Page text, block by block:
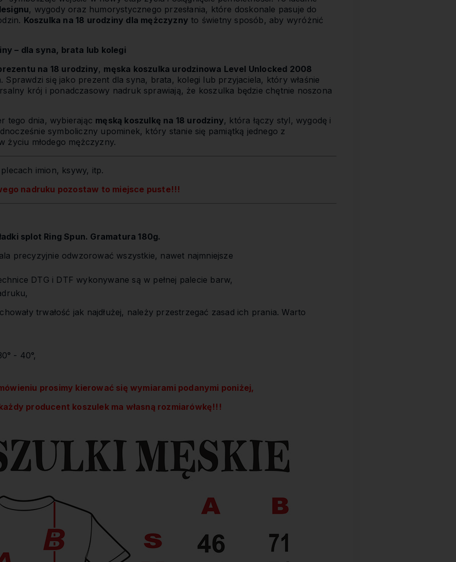
, wygody oraz humorystycznego przesłania, które doskonale pasuje do
Koszulka na 18 urodziny dla mężczyzny to świetny sposób, aby wyróżnić
– dla syna, brata lub kolegi
na 18 urodziny, męska koszulka urodzinowa Level Unlocked 2008
Sprawdzi się jako prezent dla syna, brata, kolegi lub przyjaciela, który właśnie
krój i ponadczasowy nadruk sprawiają, że koszulka będzie chętnie noszona
tego dnia, wybierając męską koszulkę na 18 urodziny, która łączy styl, wygodę i
symboliczny upominek, który stanie się pamiątką jednego z
życiu młodego mężczyzny.
imion, ksywy, itp.
nadruku pozostaw to miejsce puste!!!
splot Ring Spun. Gramatura 180g.
precyzyjnie odwzorować wszystkie, nawet najmniejsze
DTG i DTF wykonywane są w pełnej palecie barw,
trwałość jak najdłużej, należy przestrzegać zasad ich prania. Warto
- 40°,
prosimy kierować się wymiarami podanymi poniżej,
producent koszulek ma własną rozmiarówkę!!!